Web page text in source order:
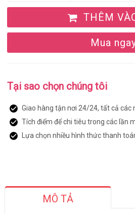
THÊM
Mua
Tại sao chọn chúng tôi
Giao hàng tận nơi 24/24, tất cả các
Tích điểm để chi tiêu trong các lần
Lựa chọn nhiều hình thức thanh
MÔ TẢ